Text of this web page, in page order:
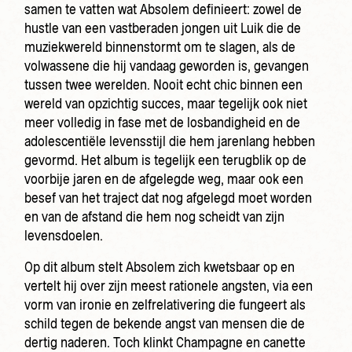
samen te vatten wat Absolem definieert: zowel de
hustle van een vastberaden jongen uit Luik die de
muziekwereld binnenstormt om te slagen, als de
volwassene die hij vandaag geworden is, gevangen
tussen twee werelden. Nooit echt chic binnen een
wereld van opzichtig succes, maar tegelijk ook niet
meer volledig in fase met de losbandigheid en de
adolescentiële levensstijl die hem jarenlang hebben
gevormd. Het album is tegelijk een terugblik op de
voorbije jaren en de afgelegde weg, maar ook een
besef van het traject dat nog afgelegd moet worden
en van de afstand die hem nog scheidt van zijn
levensdoelen.
Op dit album stelt Absolem zich kwetsbaar op en
vertelt hij over zijn meest rationele angsten, via een
vorm van ironie en zelfrelativering die fungeert als
schild tegen de bekende angst van mensen die de
dertig naderen. Toch klinkt Champagne en canette